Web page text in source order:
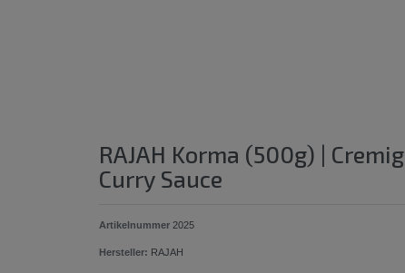
RAJAH Korma (500g) |
Curry Sauce
Artikelnummer 2025
Hersteller: RAJAH